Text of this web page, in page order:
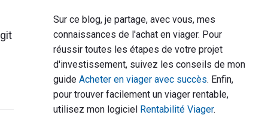
Sur ce blog, je partage, avec vous, mes
connaissances de l'achat en viager. Pour
réussir toutes les étapes de votre projet
d'investissement, suivez les conseils de mon
guideAcheter en viager avec succès. Enfin,
pour trouver facilement un viager rentable,
utilisez mon logiciel Rentabilité Viager.